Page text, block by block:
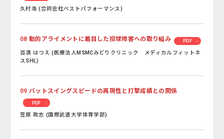
久村浩 (合同会社ベストパフォーマンス)
08 動的アライメントに着目した投球障害への取り組み PDF
百済 はつえ (医療法人MSMCみどりクリニック メディカルフィットネ
スSHL)
09 バットスイングスピードの再現性と打撃成績との関係
PDF
笠原 政志 (国際武道大学体育学部)